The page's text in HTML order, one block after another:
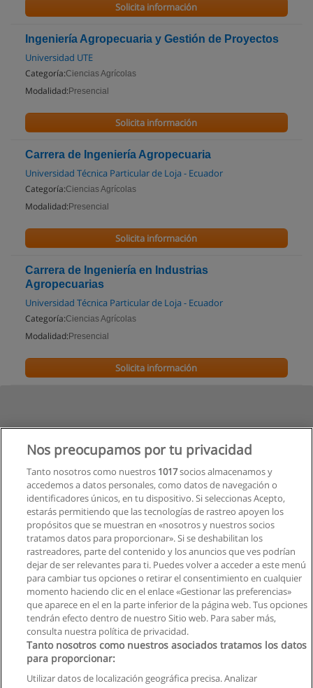
Solicita información
Ingeniería Agropecuaria y Gestión de Proyectos
Universidad UTE
Categoría:Ciencias Agrícolas
Modalidad: Presencial
Solicita información
Carrera de Ingeniería Agropecuaria
Universidad Técnica Particular de Loja - Ecuador
Categoría:Ciencias Agrícolas
Modalidad: Presencial
Solicita información
Carrera de Ingeniería en Industrias
Agropecuarias
Universidad Técnica Particular de Loja - Ecuador
Categoría:Ciencias Agrícolas
Modalidad: Presencial
Solicita información
Nos preocupamos por tu privacidad
Tanto nosotros como nuestros 1017socios almacenamos y
accedemos a datos personales, como datos de navegación o
identificadores únicos, en tu dispositivo. Si seleccionas Acepto,
estarás permitiendo que las tecnologías de rastreo apoyen los
propósitos que se muestran en «nosotros y nuestros socios
tratamos datos para proporcionar». Si se deshabilitan los
rastreadores, parte del contenido y los anuncios que ves podrían
dejar de ser relevantes para ti. Puedes volver a acceder a este menú
para cambiar tus opciones o retirar el consentimiento en cualquier
momento haciendo clic en el enlace «Gestionar las preferencias»
que aparece en el en la parte inferior de la página web. Tus opciones
tendrán efecto dentro de nuestro Sitio web. Para saber más,
consulta nuestra política de privacidad.
Tanto nosotros como nuestros asociados tratamos los datos
para proporcionar:
Utilizar datos de localización geográfica precisa. Analizar